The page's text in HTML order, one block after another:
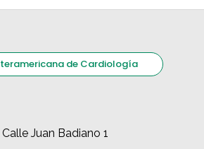
de Cardiología
Calle Juan Badiano 1